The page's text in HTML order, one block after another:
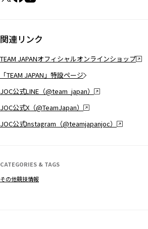
関連リンク
TEAM JAPANオフィシャルオンラインショップ
「TEAM JAPAN」特設ページ
JOC公式LINE（@team_japan）
JOC公式X（@TeamJapan）
JOC公式Instagram（@teamjapanjoc）
CATEGORIES & TAGS
その他競技情報